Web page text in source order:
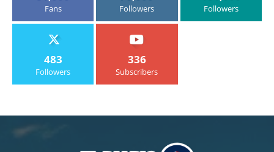
Fans Followers Followers
483
Followers
336
Subscribers